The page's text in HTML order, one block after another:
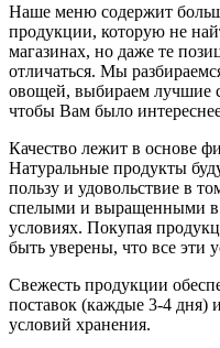
Наше меню содержит
продукции, которую не
магазинах, но даже те
отличаться. Мы
овощей, выбираем лучшие
чтобы Вам было
Качество лежит в основе
Натуральные продукты
пользу и удовольствие в
cпелыми и выращенными в
условиях. Покупая
быть уверены, что все эти
Свежесть продукции
поставок (каждые 3-4 дня)
условий хранения.